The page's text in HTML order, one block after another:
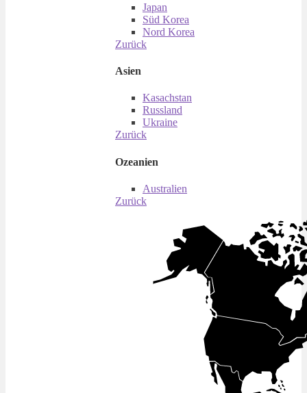
Japan
Süd Korea
Nord Korea
Zurück
Asien
Kasachstan
Russland
Ukraine
Zurück
Ozeanien
Australien
Zurück